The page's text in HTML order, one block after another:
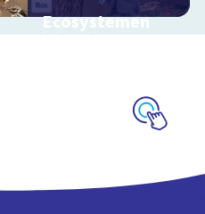
Ecosystemen
Interactieve